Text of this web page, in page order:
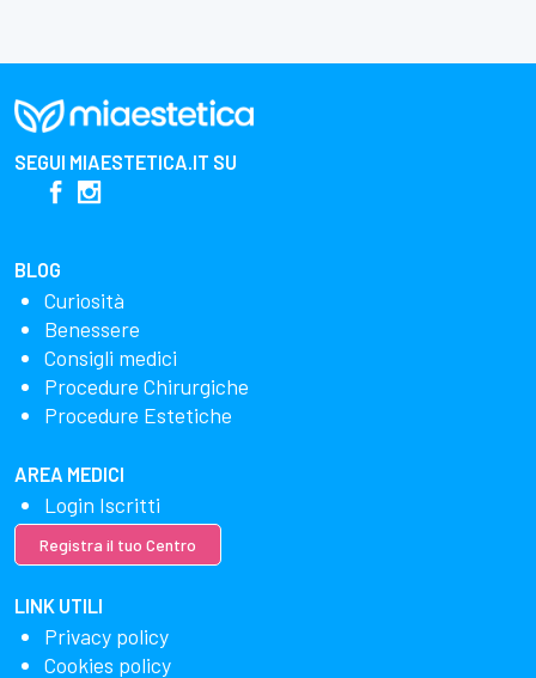
SEGUI MIAESTETICA.IT SU
BLOG
Curiosità
Benessere
Consigli medici
Procedure Chirurgiche
Procedure Estetiche
AREA MEDICI
Login Iscritti
Registra il tuo Centro
LINK UTILI
Privacy policy
Cookies policy